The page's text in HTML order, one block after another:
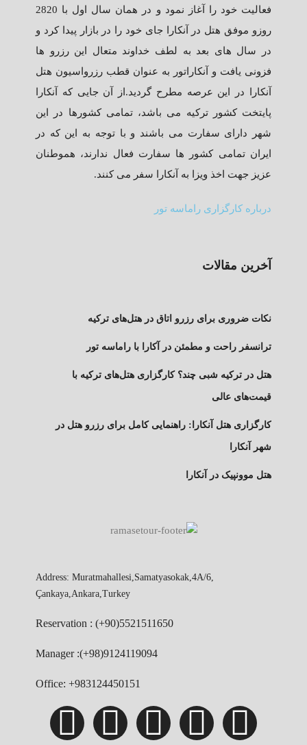
فعالیت خود را آغاز نمود و در همان سال اول با 2820
روزو موفق هتل در آنکارا جای خود را در بازار پیدا کرد و
در سال های بعد به لطف خداوند متعال این رزرو ها
فزونی یافت و آنکاراتور به عنوان قطب رزرواسیون هتل
آنکارا در این عرصه مطرح گردید.از آن جایی که آنکارا
پایتخت کشور ترکیه می باشد، تمامی کشورها در این
شهر دارای سفارت می باشند و با توجه به این که در
ایران تمامی کشور ها سفارت فعال ندارند، هموطنان
عزیز جهت اخذ ویزا به آنکارا سفر می کنند.
درباره کارگزاری راماسه تور
آخرین مقالات
نکات ضروری برای رزرو اتاق در هتل‌های ترکیه
ترانسفر راحت و مطمئن در آکارا با راماسه تور
هتل در ترکیه شبی چند؟ کارگزاری هتل‌های ترکیه با
قیمت‌های عالی
کارگزاری هتل آنکارا: راهنمایی کامل برای رزرو هتل در
شهر آنکارا
هتل موونپیک در آنکارا
Address: Muratmahallesi,Samatyasokak,4A/6,
Çankaya,Ankara,Turkey
Reservation : (+90)5521511650
Manager :(+98)9124119094
Office: +983124450151